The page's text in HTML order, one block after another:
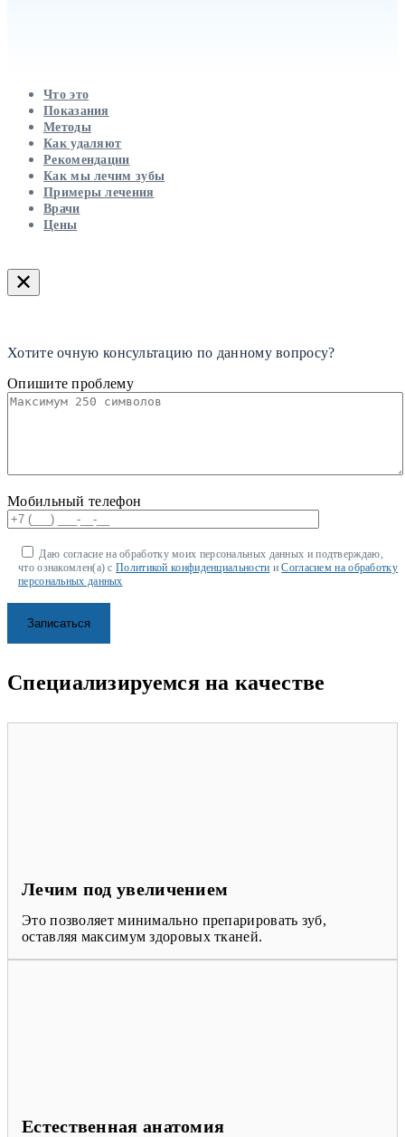
Что это
Показания
Методы
Как удаляют
Рекомендации
Как мы лечим зубы
Примеры лечения
Врачи
Цены
✕
Хотите очную консультацию по данному вопросу?
Опишите проблему
Мобильный телефон
Даю согласие на обработку моих персональных данных и подтверждаю,
что ознакомлен(а) сПолитикой конфиденциальности иСогласием на обработку
персональных данных
Специализируемся на качестве
Лечим под увеличением
Это позволяет минимально препарировать зуб,
оставляя максимум здоровых тканей.
Естественная анатомия